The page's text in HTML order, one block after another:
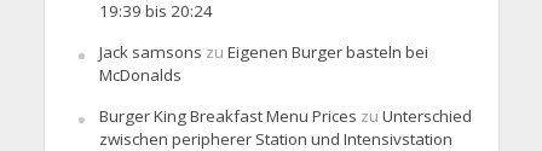
19:39 bis 20:24
Jack samsons zu Eigenen Burger basteln bei
McDonalds
Burger King Breakfast Menu Prices zu Unterschied
zwischen peripherer Station und Intensivstation